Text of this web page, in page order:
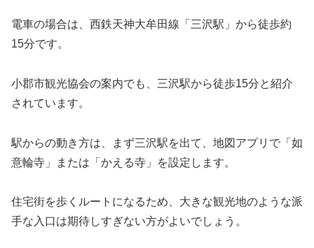
電車の場合は、西鉄天神大牟田線「三沢駅」から徒歩約
15分です。
小郡市観光協会の案内でも、三沢駅から徒歩15分と紹介
されています。
駅からの動き方は、まず三沢駅を出て、地図アプリで「如
意輪寺」または「かえる寺」を設定します。
住宅街を歩くルートになるため、大きな観光地のような派
手な入口は期待しすぎない方がよいでしょう。